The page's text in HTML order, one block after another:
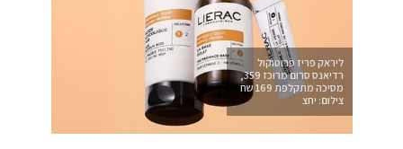
ליראק פריז פרוטוקול
רדיאנס סרום מרוכז 359,
מסיכה מתקלפת 169 שח
צילום: יחצ